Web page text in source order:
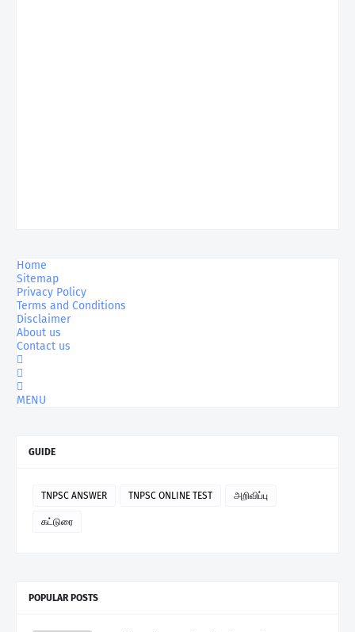
Home
Sitemap
Privacy Policy
Terms and Conditions
Disclaimer
About us
Contact us
MENU
GUIDE
TNPSC ANSWER TNPSC ONLINE TEST அறிவிப்பு
கட்டுரை
POPULAR POSTS